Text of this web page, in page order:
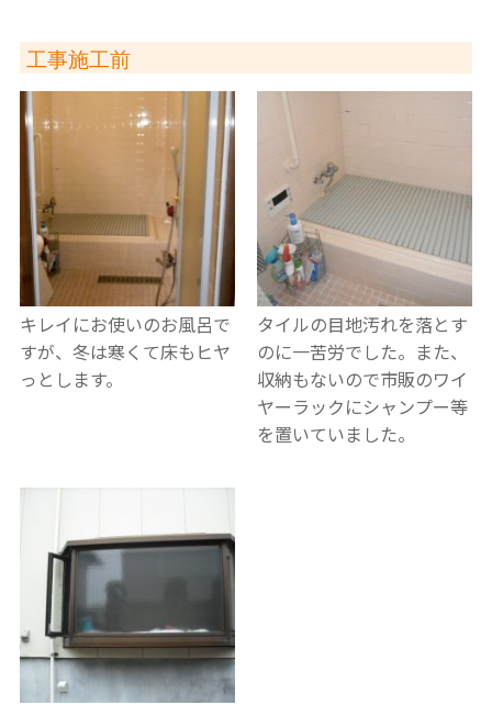
工事施工前
キレイにお使いのお風呂で
すが、冬は寒くて床もヒヤ
っとします。
タイルの目地汚れを落とす
のに一苦労でした。また、
収納もないので市販のワイ
ヤーラックにシャンプー等
を置いていました。